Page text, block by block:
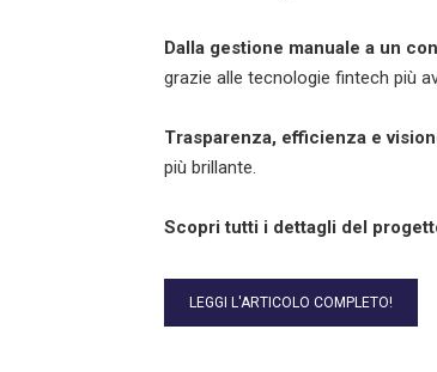
Dalla gestione manuale a un
grazie alle tecnologie fintech più
Trasparenza, efficienza e
più brillante.
Scopri tutti i dettagli del
LEGGI L'ARTICOLO COMPLETO!